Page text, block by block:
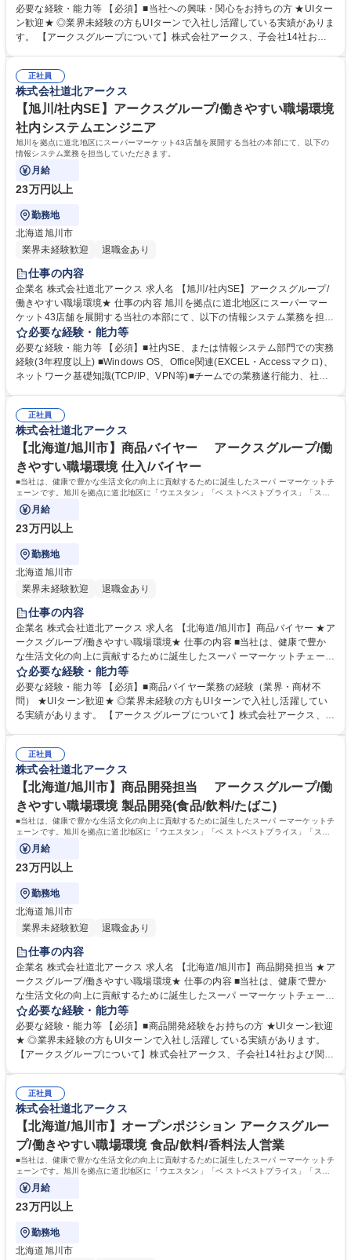
ーアークス」「ラルズマート」 「スーパーチェーンふじ」「Daマルシ
ェ」を展開しております。 ご本人の希望や適性を見て以下のようなポジシ
ョンで採用を検討します。 ・営業 ・管理部門(人事、総務、経理) ・社内S
必要な経験・能力等 【必須】■当社への興味・関心をお持ちの方 ★UIター
ン歓迎★ ◎業界未経験の方もUIターンで入社し活躍している実績がありま
す。 【アークスグループについて】株式会社アークス、子会社14社およ
タル革命をこえ 人心時代を築く」を年頭方針として掲げ、更なる地 域シ
ェアの拡大と企業価値の向上に努めています。 学歴・資格 学歴：大学院
大学 高専 短大 専修学校 高校 語学力： 資格：
正社員
株式会社道北アークス
【旭川/社内SE】アークスグループ/働きやすい職場環境
社内システムエンジニア
旭川を拠点に道北地区にスーパーマーケット43店舗を展開する当社の本部にて、以下の
情報システム業務を担当していただきます。
月給
23万円以上
勤務地
北海道旭川市
業界未経験歓迎
退職金あり
仕事の内容
企業名 株式会社道北アークス 求人名 【旭川/社内SE】アークスグループ/
働きやすい職場環境★ 仕事の内容 旭川を拠点に道北地区にスーパーマー
ケット43店舗を展開する当社の本部にて、以下の情報システム業務を担当
していただきます。 ・社内業務システムの企画・設計・運用・保守 ・P
C、サーバ、ネットワーク機器などのIT資産管理 ・社内ヘルプデスク対応
(PC・ソフトのトラブルシューティング、アカウント管理など) ・業務効
率化のためのシステム改善提案・導入支援 募集職種 【旭川/社内SE】アー
必要な経験・能力等
必要な経験・能力等 【必須】■社内SE、または情報システム部門での実務
経験(3年程度以上) ■Windows OS、Office関連(EXCEL・Accessマクロ)、
ネットワーク基礎知識(TCP/IP、VPN等)■チームでの業務遂行能力、社内
注管理システム) 学歴・資格 学歴：大学院 大学 高専 短大 専修学校 高校
語学力： 資格：
正社員
株式会社道北アークス
【北海道/旭川市】商品バイヤー アークスグループ/働
きやすい職場環境 仕入/バイヤー
■当社は、健康で豊かな生活文化の向上に貢献するために誕生したスーパ ーマーケットチ
ェーンです。旭川を拠点に道北地区に「ウエスタン」「ベ ストベストプライス」「スー
パーアークス」「ラルズマート」
月給
23万円以上
勤務地
北海道旭川市
業界未経験歓迎
退職金あり
仕事の内容
企業名 株式会社道北アークス 求人名 【北海道/旭川市】商品バイヤー ★ア
ークスグループ/働きやすい職場環境★ 仕事の内容 ■当社は、健康で豊か
な生活文化の向上に貢献するために誕生したスーパ ーマーケットチェーン
です。旭川を拠点に道北地区に「ウエスタン」「ベ ストベストプライス」
「スーパーアークス」「ラルズマート」 「スーパーチェーンふじ」「Da
マルシェ」を展開しております。 当社においては、商品バイヤーとしての
業務に従事していただきます。 ・マーケットリサーチ ・商品政策/取引先
アークスグループ/働きやすい職場環境★
必要な経験・能力等
必要な経験・能力等 【必須】■商品バイヤー業務の経験（業界・商材不
問） ★UIターン歓迎★ ◎業界未経験の方もUIターンで入社し活躍してい
る実績があります。 【アークスグループについて】株式会社アークス、子
を結集し デジタル革命をこえ 人心時代を築く」を年頭方針として掲げ、
更なる地 域シェアの拡大と企業価値の向上に努めています。 学歴・資格
学歴：大学院 大学 高専 短大 専修学校 高校 語学力： 資格：
正社員
株式会社道北アークス
【北海道/旭川市】商品開発担当 アークスグループ/働
きやすい職場環境 製品開発(食品/飲料/たばこ)
■当社は、健康で豊かな生活文化の向上に貢献するために誕生したスーパ ーマーケットチ
ェーンです。旭川を拠点に道北地区に「ウエスタン」「ベ ストベストプライス」「スー
パーアークス」「ラルズマート」
月給
23万円以上
勤務地
北海道旭川市
業界未経験歓迎
退職金あり
仕事の内容
企業名 株式会社道北アークス 求人名 【北海道/旭川市】商品開発担当 ★ア
ークスグループ/働きやすい職場環境★ 仕事の内容 ■当社は、健康で豊か
な生活文化の向上に貢献するために誕生したスーパ ーマーケットチェーン
です。旭川を拠点に道北地区に「ウエスタン」「ベ ストベストプライス」
「スーパーアークス」「ラルズマート」 「スーパーチェーンふじ」「Da
マルシェ」を展開しております。 当社においては、商品開発担当として、
主にお惣菜などを中心とした商品開発業務に従事していただきます。 ・マ
変更の範囲:当社業務全般 募集職種 【北海道/旭川市】商品開発担当 ★アー
クスグループ/働きやすい職場環境★
必要な経験・能力等
必要な経験・能力等 【必須】■商品開発経験をお持ちの方 ★UIターン歓迎
★ ◎業界未経験の方もUIターンで入社し活躍している実績があります。
【アークスグループについて】株式会社アークス、子会社14社および関連
命をこえ 人心時代を築く」を年頭方針として掲げ、更なる地 域シェアの
拡大と企業価値の向上に努めています。 学歴・資格 学歴：大学院 大学 高
専 短大 専修学校 高校 語学力： 資格：
正社員
株式会社道北アークス
【北海道/旭川市】オープンポジション アークスグルー
プ/働きやすい職場環境 食品/飲料/香料法人営業
■当社は、健康で豊かな生活文化の向上に貢献するために誕生したスーパ ーマーケットチ
ェーンです。旭川を拠点に道北地区に「ウエスタン」「ベ ストベストプライス」「スー
パーアークス」「ラルズマート」
月給
23万円以上
勤務地
北海道旭川市